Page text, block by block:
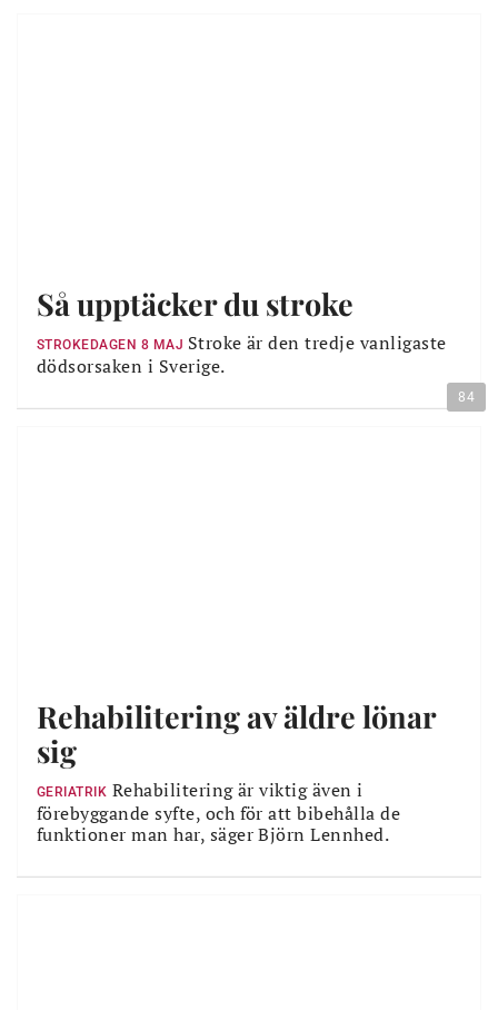
Så upptäcker du stroke
STROKEDAGEN 8 MAJ Stroke är den tredje vanligaste
dödsorsaken i Sverige.
84
Rehabilitering av äldre lönar
sig
GERIATRIK Rehabilitering är viktig även i
förebyggande syfte, och för att bibehålla de
funktioner man har, säger Björn Lennhed.